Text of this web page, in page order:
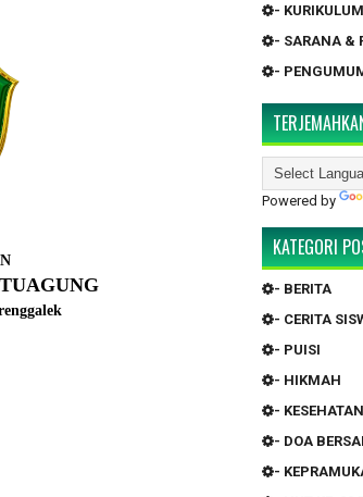
-
- SARANA &
-
Powered by
KATEGORI
- BERITA
- CERITA
- PUISI
- HIKMAH
- KESEHATAN
- DOA
-